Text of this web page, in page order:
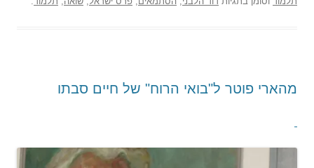
מהארי פוטר ל"בואי הרוח" של חיים סבתו